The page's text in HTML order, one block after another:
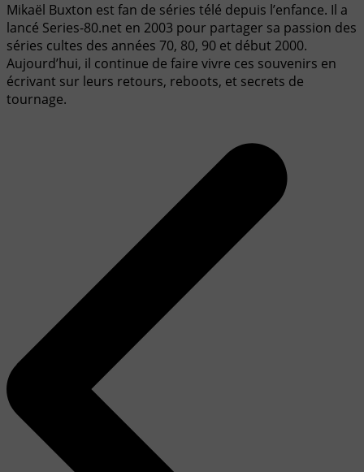
Mikaël Buxton est fan de séries télé depuis l’enfance. Il a
lancé Series-80.net en 2003 pour partager sa passion des
séries cultes des années 70, 80, 90 et début 2000.
Aujourd’hui, il continue de faire vivre ces souvenirs en
écrivant sur leurs retours, reboots, et secrets de
tournage.